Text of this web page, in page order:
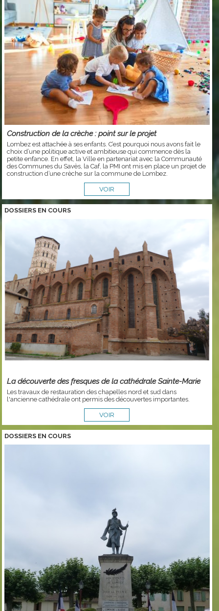
Construction de la crèche : point sur le projet
Lombez est attachée à ses enfants. C’est pourquoi nous avons fait le
choix d’une politique active et ambitieuse qui commence dès la
petite enfance. En effet, la Ville en partenariat avec la Communauté
des Communes du Savès, la Caf, la PMI ont mis en place un projet de
construction d’une crèche sur la commune de Lombez.
VOIR
DOSSIERS EN COURS
La découverte des fresques de la cathédrale Sainte-Marie
Les travaux de restauration des chapelles nord et sud dans
l'ancienne cathédrale ont permis des découvertes importantes.
VOIR
DOSSIERS EN COURS